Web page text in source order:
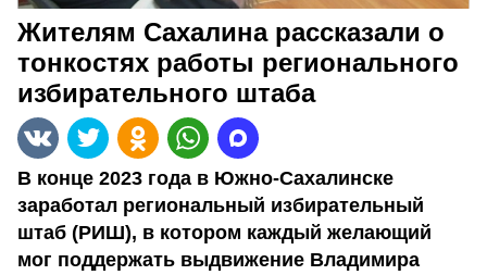
Жителям Сахалина рассказали о
тонкостях работы регионального
избирательного штаба
В конце 2023 года в Южно-Сахалинске
заработал региональный избирательный
штаб (РИШ), в котором каждый желающий
мог поддержать выдвижение Владимира